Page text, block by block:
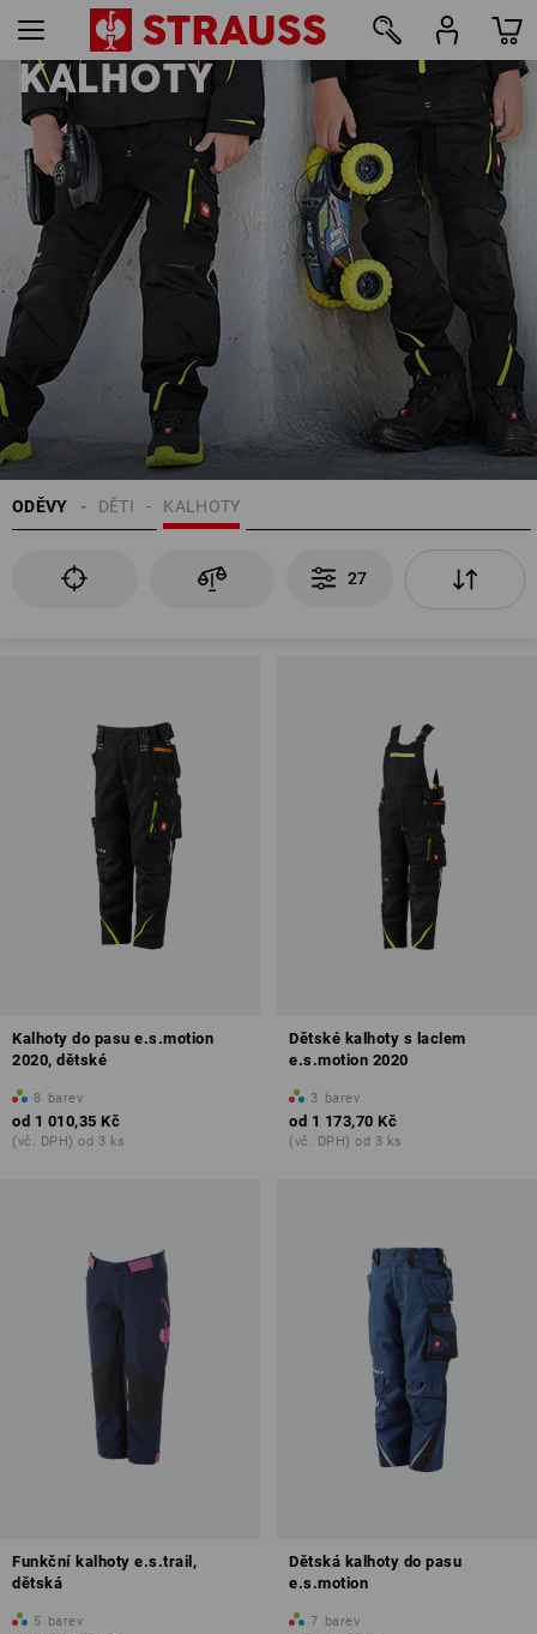
KALHOTY
ODĚVY KALHOTY
DĚTI
27
27
Kalhoty do pasu e.s.motion
2020, dětské
8 barev
od 1 010,35 Kč
(vč. DPH) od 3 ks
Dětské kalhoty s laclem
e.s.motion 2020
3 barev
od 1 173,70 Kč
(vč. DPH) od 3 ks
Funkční kalhoty e.s.trail,
dětská
5 barev
Dětská kalhoty do pasu
e.s.motion
7 barev